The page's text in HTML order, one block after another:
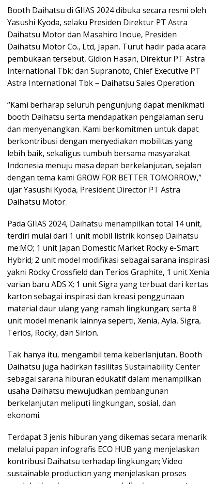
Booth Daihatsu di GIIAS 2024 dibuka secara resmi oleh
Yasushi Kyoda, selaku Presiden Direktur PT Astra
Daihatsu Motor dan Masahiro Inoue, Presiden
Daihatsu Motor Co., Ltd, Japan. Turut hadir pada acara
pembukaan tersebut, Gidion Hasan, Direktur PT Astra
International Tbk; dan Supranoto, Chief Executive PT
Astra International Tbk – Daihatsu Sales Operation.
“Kami berharap seluruh pengunjung dapat menikmati
booth Daihatsu serta mendapatkan pengalaman seru
dan menyenangkan. Kami berkomitmen untuk dapat
berkontribusi dengan menyediakan mobilitas yang
lebih baik, sekaligus tumbuh bersama masyarakat
Indonesia menuju masa depan berkelanjutan, sejalan
dengan tema kami GROW FOR BETTER TOMORROW,”
ujar Yasushi Kyoda, President Director PT Astra
Daihatsu Motor.
Pada GIIAS 2024, Daihatsu menampilkan total 14 unit,
terdiri mulai dari 1 unit mobil listrik konsep Daihatsu
me:MO; 1 unit Japan Domestic Market Rocky e-Smart
Hybrid; 2 unit model modifikasi sebagai sarana inspirasi
yakni Rocky Crossfield dan Terios Graphite, 1 unit Xenia
varian baru ADS X; 1 unit Sigra yang terbuat dari kertas
karton sebagai inspirasi dan kreasi penggunaan
material daur ulang yang ramah lingkungan; serta 8
unit model menarik lainnya seperti, Xenia, Ayla, Sigra,
Terios, Rocky, dan Sirion.
Tak hanya itu, mengambil tema keberlanjutan, Booth
Daihatsu juga hadirkan fasilitas Sustainability Center
sebagai sarana hiburan edukatif dalam menampilkan
usaha Daihatsu mewujudkan pembangunan
berkelanjutan meliputi lingkungan, sosial, dan
ekonomi.
Terdapat 3 jenis hiburan yang dikemas secara menarik
melalui papan infografis ECO HUB yang menjelaskan
kontribusi Daihatsu terhadap lingkungan; Video
sustainable production yang menjelaskan proses